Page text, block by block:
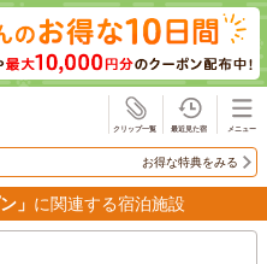
お得な特典をみる
」 に関連する宿泊施設